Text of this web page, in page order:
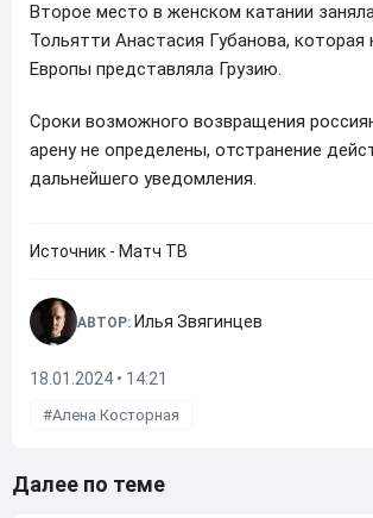
Второе место в женском катании
Тольятти Анастасия Губанова, которая
Европы представляла Грузию.
Сроки возможного возвращения
арену не определены, отстранение
дальнейшего уведомления.
Источник - Матч ТВ
АВТОР: Илья Звягинцев
18.01.2024 • 14:21
Алена Косторная
Далее по теме